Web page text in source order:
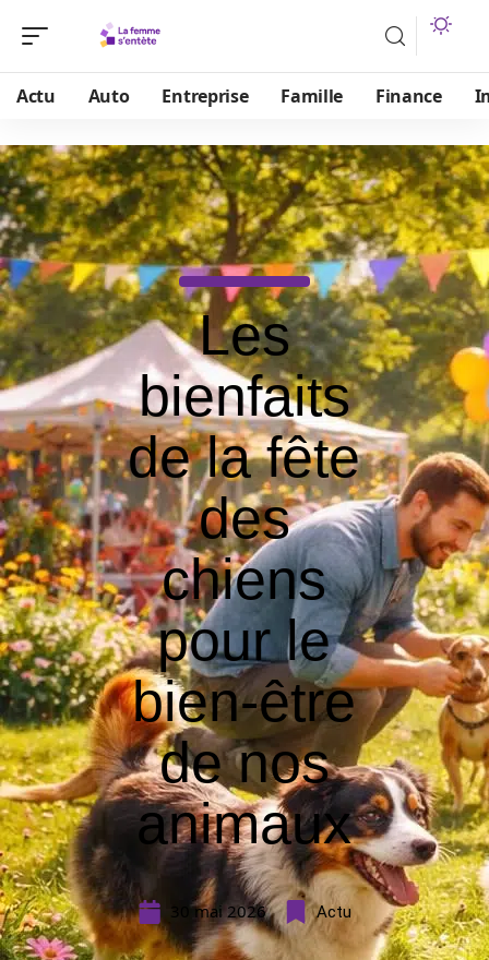
Actu Auto Entreprise Famille Finance
Les
bienfaits
de la fête
des
chiens
pour le
bien-être
de nos
animaux
30 mai 2026 Actu